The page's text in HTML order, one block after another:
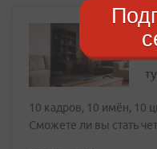
А
10 кадров, 10 имён, 10
Сможете ли вы стать